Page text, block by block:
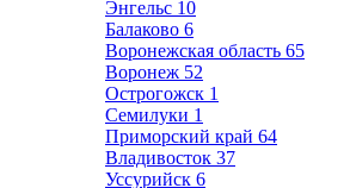
Энгельс 10
Балаково 6
Воронежская область 65
Воронеж 52
Острогожск 1
Семилуки 1
Приморский край 64
Владивосток 37
Уссурийск 6